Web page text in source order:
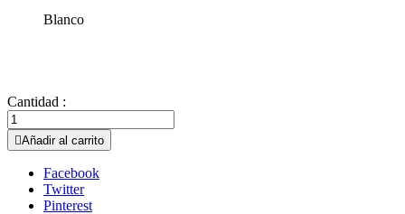
Blanco
Cantidad :
Añadir al carrito
Facebook
Twitter
Pinterest